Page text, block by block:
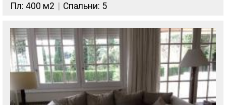
Пл: 400 м2 Спальни: 5